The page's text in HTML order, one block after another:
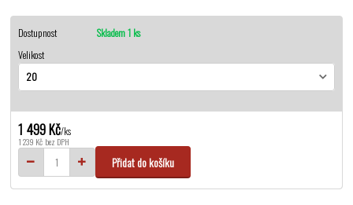
Dostupnost
Skladem 1 ks
Velikost
1 499 Kč/ks
1 239 Kč bez DPH
Přidat do košíku